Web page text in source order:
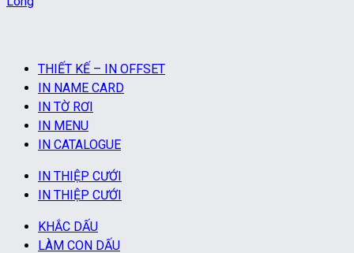
THIẾT KẾ – IN OFFSET
IN NAME CARD
IN TỜ RƠI
IN MENU
IN CATALOGUE
IN THIỆP CƯỚI
IN THIỆP CƯỚI
KHẮC DẤU
LÀM CON DẤU